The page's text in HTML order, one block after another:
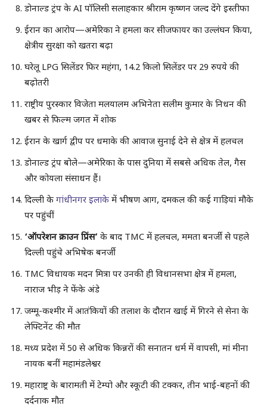
डोनाल्ड ट्रंप के AI पॉलिसी सलाहकार श्रीराम कृष्णन जल्द देंगे इस्तीफा
ईरान का आरोप—अमेरिका ने हमला कर सीजफायर का उल्लंघन किया,
क्षेत्रीय सुरक्षा को खतरा बढ़ा
घरेलू LPG सिलेंडर फिर महंगा, 14.2 किलो सिलेंडर पर 29 रुपये की
बढ़ोतरी
राष्ट्रीय पुरस्कार विजेता मलयालम अभिनेता सलीम कुमार के निधन की
खबर से फिल्म जगत में शोक
ईरान के खार्ग द्वीप पर धमाके की आवाज सुनाई देने से क्षेत्र में हलचल
डोनाल्ड ट्रंप बोले—अमेरिका के पास दुनिया में सबसे अधिक तेल, गैस
और कोयला संसाधन हैं।
दिल्ली के गांधीनगर इलाके में भीषण आग, दमकल की कई गाड़ियां मौके
पर पहुंचीं
‘ऑपरेशन क्राउन प्रिंस’ के बाद TMC में हलचल, ममता बनर्जी से पहले
दिल्ली पहुंचे अभिषेक बनर्जी
TMC विधायक मदन मित्रा पर उनकी ही विधानसभा क्षेत्र में हमला,
नाराज भीड़ ने फेंके अंडे
जम्मू-कश्मीर में आतंकियों की तलाश के दौरान खाई में गिरने से सेना के
लेफ्टिनेंट की मौत
मध्य प्रदेश में 50 से अधिक किन्नरों की सनातन धर्म में वापसी, मां मीना
नायक बनीं महामंडलेश्वर
महाराष्ट्र के बारामती में टेम्पो और स्कूटी की टक्कर, तीन भाई-बहनों की
दर्दनाक मौत